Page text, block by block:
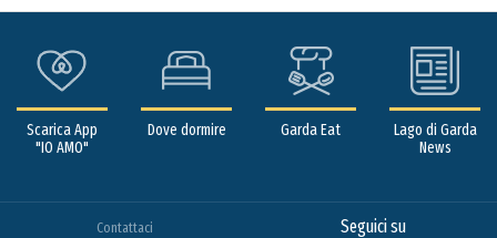
Scarica App
"IO AMO"
Dove dormire Garda Eat
Lago di Garda
News
Contattaci Seguici su